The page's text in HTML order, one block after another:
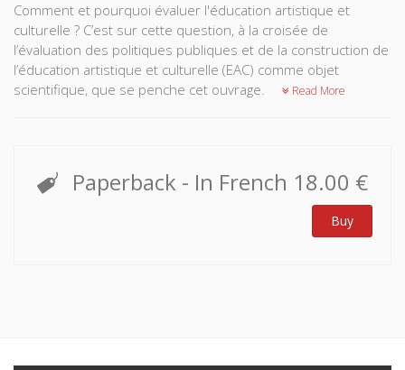
Comment et pourquoi évaluer l'éducation artistique et
culturelle ? C’est sur cette question, à la croisée de
l’évaluation des politiques publiques et de la construction de
l’éducation artistique et culturelle (EAC) comme objet
scientifique, que se penche cet ouvrage.
Read More
Paperback - In French 18.00 €
Buy